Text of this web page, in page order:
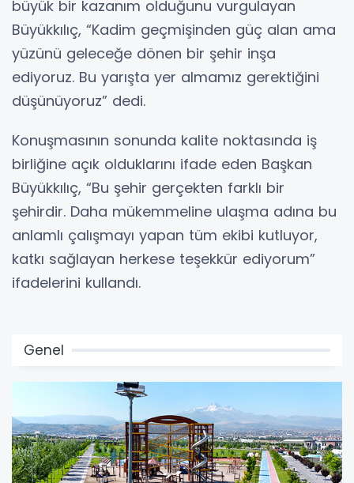
büyük bir kazanım olduğunu vurgulayan
Büyükkılıç, “Kadim geçmişinden güç alan ama
yüzünü geleceğe dönen bir şehir inşa
ediyoruz. Bu yarışta yer almamız gerektiğini
düşünüyoruz” dedi.
Konuşmasının sonunda kalite noktasında iş
birliğine açık olduklarını ifade eden Başkan
Büyükkılıç, “Bu şehir gerçekten farklı bir
şehirdir. Daha mükemmeline ulaşma adına bu
anlamlı çalışmayı yapan tüm ekibi kutluyor,
katkı sağlayan herkese teşekkür ediyorum”
ifadelerini kullandı.
Genel